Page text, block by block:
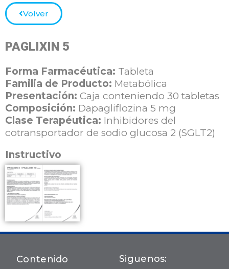
Volver
PAGLIXIN 5
Forma Farmacéutica: Tableta
Familia de Producto: Metabólica
Presentación: Caja conteniendo 30 tabletas
Composición: Dapagliflozina 5 mg
Clase Terapéutica: Inhibidores del
cotransportador de sodio glucosa 2 (SGLT2)
Instructivo
Contenido Siguenos: